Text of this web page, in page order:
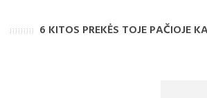
6 KITOS PREKĖS TOJE PAČIOJE